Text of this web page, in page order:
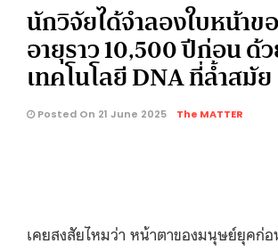
นักวิจัยได้จำลองใบหน้า
อายุราว 10,500 ปีก่อน ด้
เทคโนโลยี DNA ที่ล้ำสมัย
Posted On 21 June 2025 The MATTER
เคยสงสัยไหมว่า หน้าตาของมนุษย์ยุคก่